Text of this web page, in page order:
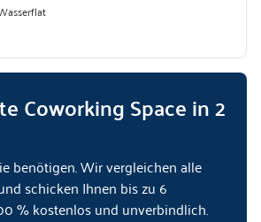
Coworking Space in 2
benötigen. Wir vergleichen alle
schicken Ihnen bis zu 6
% kostenlos und unverbindlich.